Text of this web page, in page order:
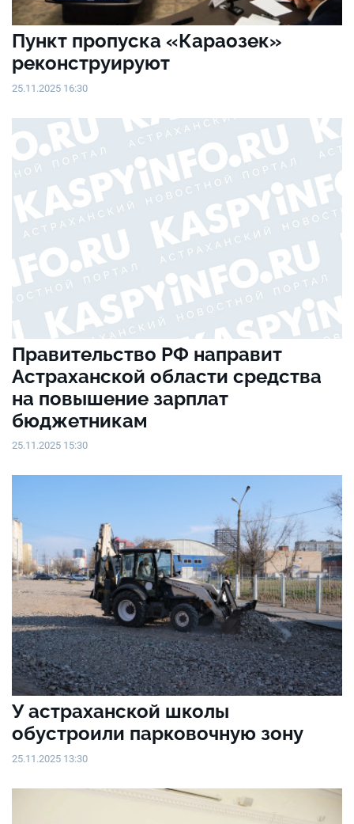
Пункт пропуска «Караозек»
реконструируют
25.11.2025 16:30
Правительство РФ направит
Астраханской области средства
на повышение зарплат
бюджетникам
25.11.2025 15:30
У астраханской школы
обустроили парковочную зону
25.11.2025 13:30